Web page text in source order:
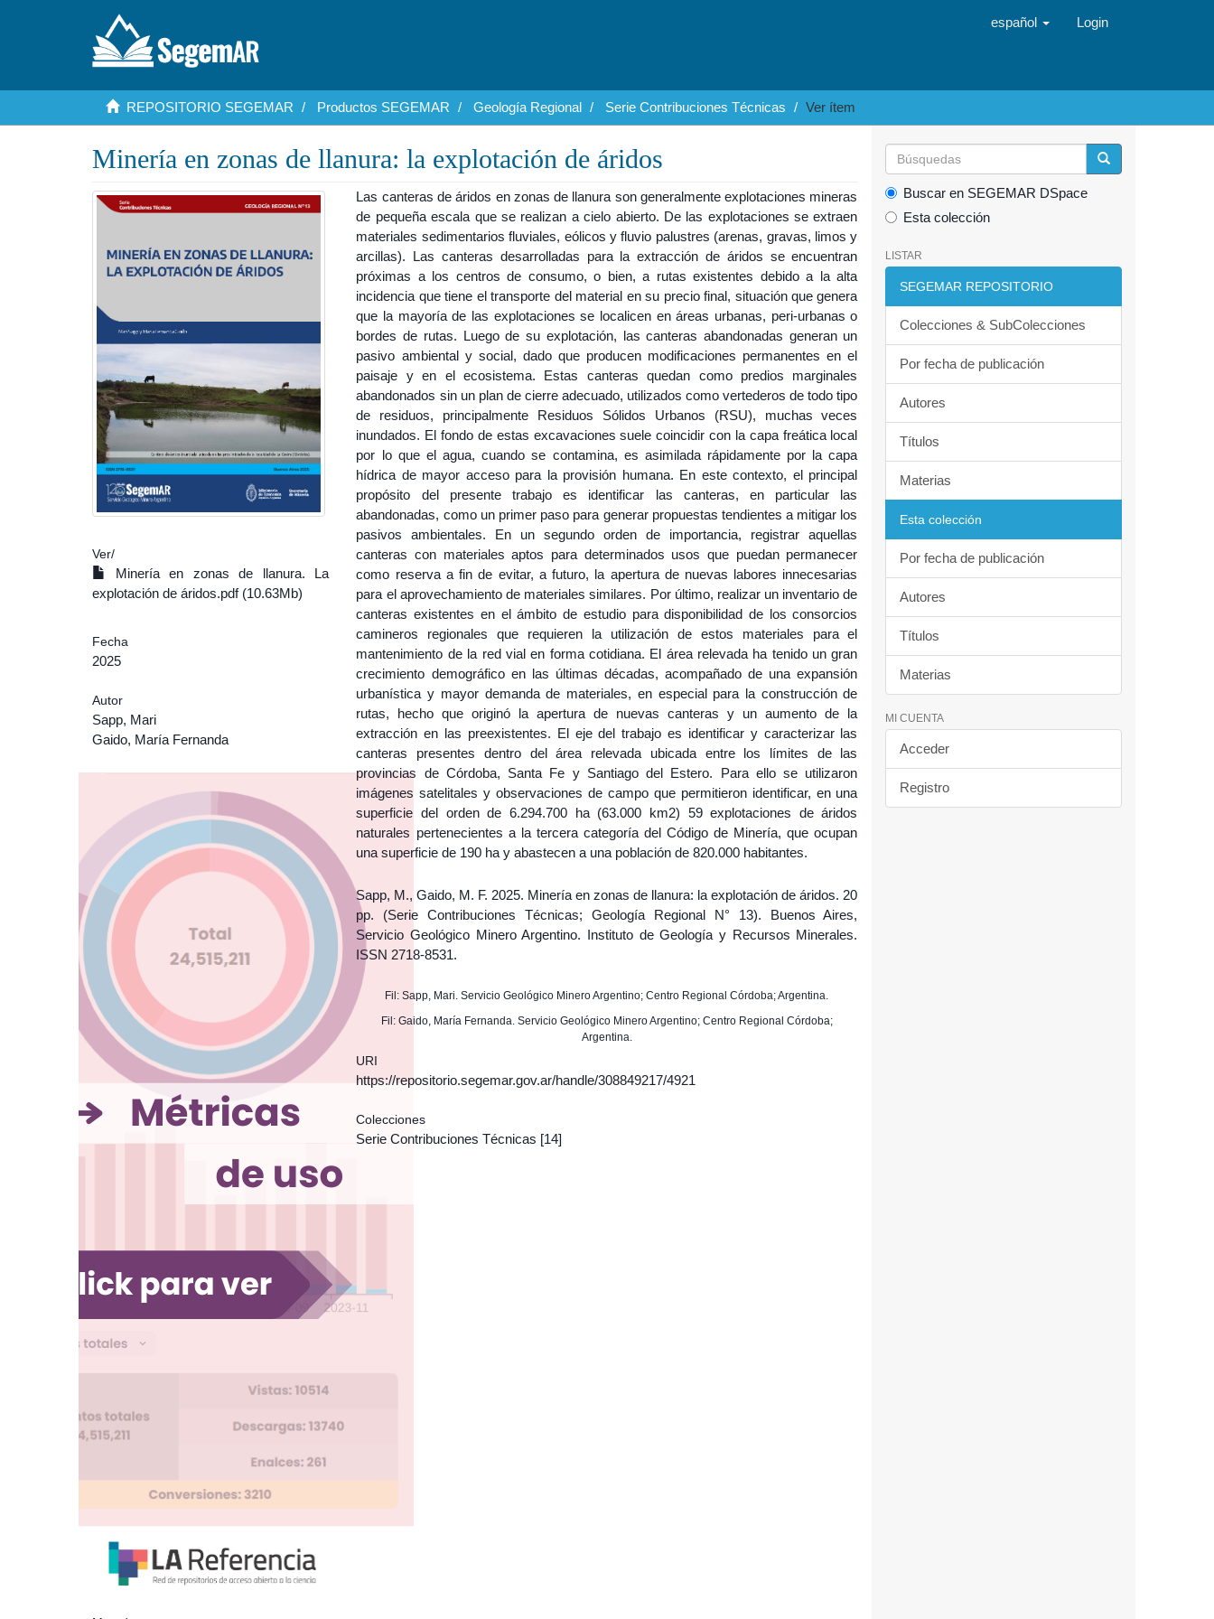
español Login
REPOSITORIO SEGEMAR Productos SEGEMAR Geología Regional Serie Contribuciones Técnicas Ver ítem
Minería en zonas de llanura: la explotación de áridos
Ver/
Minería en zonas de llanura. La
explotación de áridos.pdf (10.63Mb)
Fecha
2025
Autor
Sapp, Mari
Gaido, María Fernanda
Las canteras de áridos en zonas de llanura son generalmente explotaciones mineras
de pequeña escala que se realizan a cielo abierto. De las explotaciones se extraen
materiales sedimentarios fluviales, eólicos y fluvio palustres (arenas, gravas, limos y
arcillas). Las canteras desarrolladas para la extracción de áridos se encuentran
próximas a los centros de consumo, o bien, a rutas existentes debido a la alta
incidencia que tiene el transporte del material en su precio final, situación que genera
que la mayoría de las explotaciones se localicen en áreas urbanas, peri-urbanas o
bordes de rutas. Luego de su explotación, las canteras abandonadas generan un
pasivo ambiental y social, dado que producen modificaciones permanentes en el
paisaje y en el ecosistema. Estas canteras quedan como predios marginales
abandonados sin un plan de cierre adecuado, utilizados como vertederos de todo tipo
de residuos, principalmente Residuos Sólidos Urbanos (RSU), muchas veces
inundados. El fondo de estas excavaciones suele coincidir con la capa freática local
por lo que el agua, cuando se contamina, es asimilada rápidamente por la capa
hídrica de mayor acceso para la provisión humana. En este contexto, el principal
propósito del presente trabajo es identificar las canteras, en particular las
abandonadas, como un primer paso para generar propuestas tendientes a mitigar los
pasivos ambientales. En un segundo orden de importancia, registrar aquellas
canteras con materiales aptos para determinados usos que puedan permanecer
como reserva a fin de evitar, a futuro, la apertura de nuevas labores innecesarias
para el aprovechamiento de materiales similares. Por último, realizar un inventario de
canteras existentes en el ámbito de estudio para disponibilidad de los consorcios
camineros regionales que requieren la utilización de estos materiales para el
mantenimiento de la red vial en forma cotidiana. El área relevada ha tenido un gran
crecimiento demográfico en las últimas décadas, acompañado de una expansión
urbanística y mayor demanda de materiales, en especial para la construcción de
rutas, hecho que originó la apertura de nuevas canteras y un aumento de la
extracción en las preexistentes. El eje del trabajo es identificar y caracterizar las
canteras presentes dentro del área relevada ubicada entre los límites de las
provincias de Córdoba, Santa Fe y Santiago del Estero. Para ello se utilizaron
imágenes satelitales y observaciones de campo que permitieron identificar, en una
superficie del orden de 6.294.700 ha (63.000 km2) 59 explotaciones de áridos
naturales pertenecientes a la tercera categoría del Código de Minería, que ocupan
una superficie de 190 ha y abastecen a una población de 820.000 habitantes.
Sapp, M., Gaido, M. F. 2025. Minería en zonas de llanura: la explotación de áridos. 20
pp. (Serie Contribuciones Técnicas; Geología Regional N° 13). Buenos Aires,
Servicio Geológico Minero Argentino. Instituto de Geología y Recursos Minerales.
ISSN 2718-8531.
Fil: Sapp, Mari. Servicio Geológico Minero Argentino; Centro Regional Córdoba; Argentina.
Fil: Gaido, María Fernanda. Servicio Geológico Minero Argentino; Centro Regional Córdoba;
Argentina.
URI
https://repositorio.segemar.gov.ar/handle/308849217/4921
Colecciones
Serie Contribuciones Técnicas [14]
Buscar en SEGEMAR DSpace
Esta colección
LISTAR
SEGEMAR REPOSITORIO
Colecciones & SubColecciones
Por fecha de publicación
Autores
Títulos
Materias
Esta colección
Por fecha de publicación
Autores
Títulos
Materias
MI CUENTA
Acceder
Registro